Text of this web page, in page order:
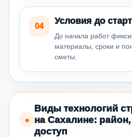
04
Условия до
До начала работ
материалы, сроки и
сметы.
●
Виды технологий
на Сахалине: район,
доступ